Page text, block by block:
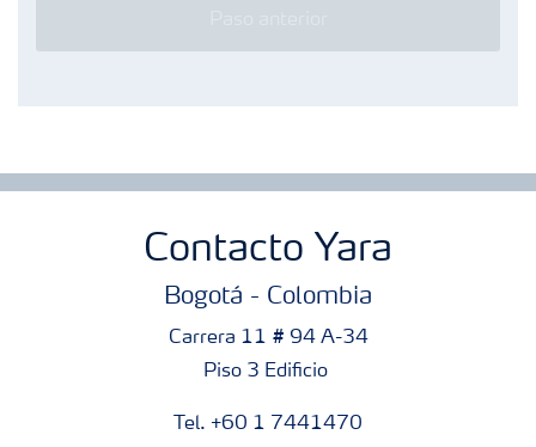
Contacto Yara
Bogotá - Colombia
Carrera 11 # 94 A-34
Piso 3 Edificio
Tel. +60 1 7441470